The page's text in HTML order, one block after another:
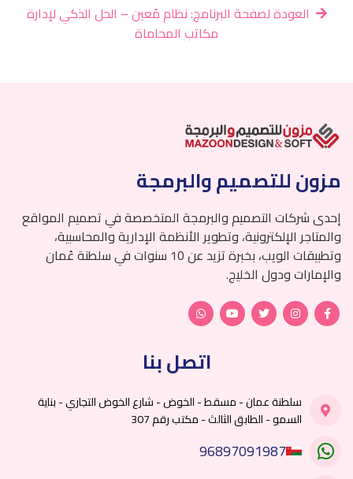
العودة لصفحة البرنامج: نظام مُعين – الحل الذكي لإدارة
مكاتب المحاماة
مزون للتصميم والبرمجة
إحدى شركات التصميم والبرمجة المتخصصة في تصميم المواقع
والمتاجر الإلكترونية، وتطوير الأنظمة الإدارية والمحاسبية،
وتطبيقات الويب، بخبرة تزيد عن 10 سنوات في سلطنة عُمان
والإمارات ودول الخليج.
اتصل بنا
سلطنة عمان - مسقط - الخوض - شارع الخوض التجاري - بناية
السمو - الطابق الثالث - مكتب رقم 307
96897091987